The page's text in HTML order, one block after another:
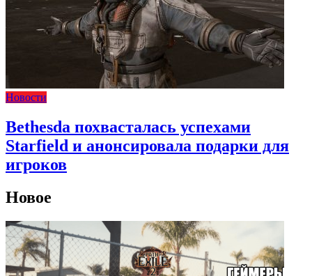
Новости
Bethesda похвасталась успехами
Starfield и анонсировала подарки для
игроков
Новое